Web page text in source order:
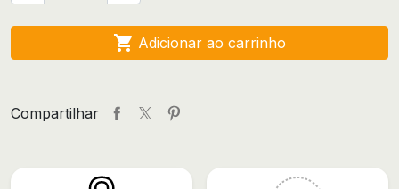
 Adicionar ao carrinho
Compartilhar